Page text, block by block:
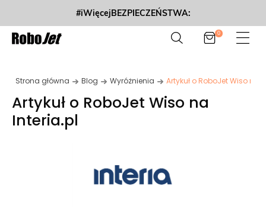
#iWięcejBEZPIECZEŃSTWA:
0
Strona główna Blog Wyróżnienia Artykuł o RoboJet Wiso na
Artykuł o RoboJet Wiso na
Interia.pl